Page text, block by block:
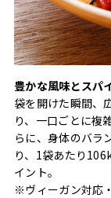
豊かな風味とスパ
袋を開けた瞬間、
り、一口ごとに複
らに、身体のバラ
り、1袋あたり
イント。
※ヴィーガン対応